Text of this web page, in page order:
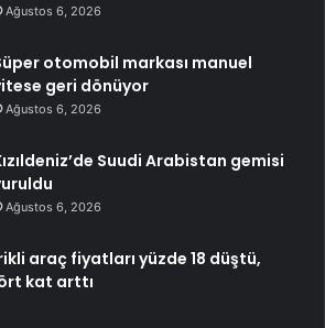
Ağustos 6, 2026
otomobil markası manuel
geri dönüyor
Ağustos 6, 2026
Suudi Arabistan gemisi
Ağustos 6, 2026
araç fiyatları yüzde 18 düştü,
kat arttı